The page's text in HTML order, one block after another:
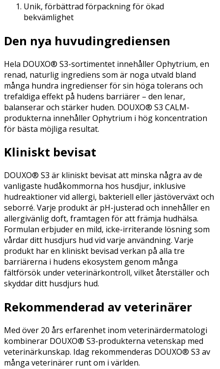
Unik, förbättrad förpackning för ökad
bekvämlighet
Den nya huvudingrediensen
Hela DOUXO® S3-sortimentet innehåller Ophytrium, en
renad, naturlig ingrediens som är noga utvald bland
många hundra ingredienser för sin höga tolerans och
trefaldiga effekt på hudens barriärer – den lenar,
balanserar och stärker huden. DOUXO® S3 CALM-
produkterna innehåller Ophytrium i hög koncentration
för bästa möjliga resultat.
Kliniskt bevisat
DOUXO® S3 är kliniskt bevisat att minska några av de
vanligaste hudåkommorna hos husdjur, inklusive
hudreaktioner vid allergi, bakteriell eller jästöverväxt och
seborré. Varje produkt är pH-justerad och innehåller en
allergivänlig doft, framtagen för att främja hudhälsa.
Formulan erbjuder en mild, icke-irriterande lösning som
vårdar ditt husdjurs hud vid varje användning. Varje
produkt har en kliniskt bevisad verkan på alla tre
barriärerna i hudens ekosystem genom många
fältförsök under veterinärkontroll, vilket återställer och
skyddar ditt husdjurs hud.
Rekommenderad avveterinärer
Med över 20 års erfarenhet inom veterinärdermatologi
kombinerar DOUXO® S3-produkterna vetenskap med
veterinärkunskap. Idag rekommenderas DOUXO® S3 av
många veterinärer runt om i världen.